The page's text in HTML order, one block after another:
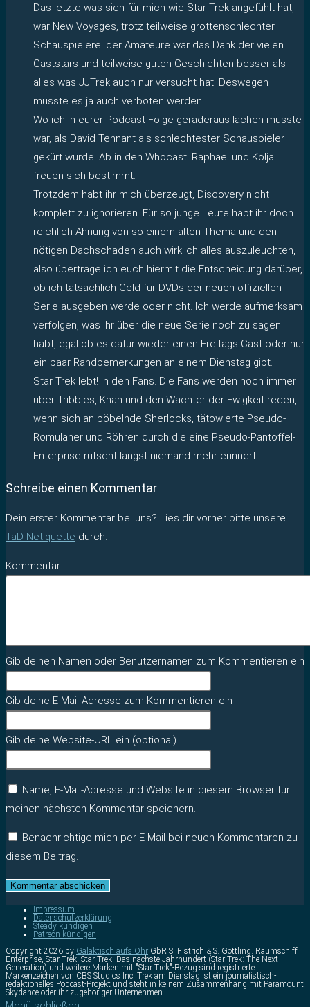
Das letzte was sich für mich wie Star Trek angefühlt hat,
war New Voyages, trotz teilweise grottenschlechter
Schauspielerei der Amateure war das Dank der vielen
Gaststars und teilweise guten Geschichten besser als
alles was JJTrek auch nur versucht hat. Deswegen
musste es ja auch verboten werden.
Wo ich in eurer Podcast-Folge geraderaus lachen musste
war, als David Tennant als schlechtester Schauspieler
gekürt wurde. Ab in den Whocast! Raphael und Kolja
freuen sich bestimmt.
Trotzdem habt ihr mich überzeugt, Discovery nicht
komplett zu ignorieren. Für so junge Leute habt ihr doch
reichlich Ahnung von so einem alten Thema und den
nötigen Dachschaden auch wirklich alles auszuleuchten,
also übertrage ich euch hiermit die Entscheidung darüber,
ob ich tatsächlich Geld für DVDs der neuen offiziellen
Serie ausgeben werde oder nicht. Ich werde aufmerksam
verfolgen, was ihr über die neue Serie noch zu sagen
habt, egal ob es dafür wieder einen Freitags-Cast oder nur
ein paar Randbemerkungen an einem Dienstag gibt.
Star Trek lebt! In den Fans. Die Fans werden noch immer
über Tribbles, Khan und den Wächter der Ewigkeit reden,
wenn sich an pöbelnde Sherlocks, tätowierte Pseudo-
Romulaner und Röhren durch die eine Pseudo-Pantoffel-
Enterprise rutscht längst niemand mehr erinnert.
Schreibe einen Kommentar
Dein erster Kommentar bei uns? Lies dir vorher bitte unsere
TaD-Netiquette durch.
Kommentar
Gib deinen Namen oder Benutzernamen zum Kommentieren ein
Gib deine E-Mail-Adresse zum Kommentieren ein
Gib deine Website-URL ein (optional)
Name, E-Mail-Adresse und Website in diesem Browser für
meinen nächsten Kommentar speichern.
Benachrichtige mich per E-Mail bei neuen Kommentaren zu
diesem Beitrag.
Impressum
Datenschutzerklärung
Steady kündigen
Patreon kündigen
Copyright 2026 by Galaktisch aufs Ohr GbR S. Fistrich & S. Göttling. Raumschiff
Enterprise, Star Trek, Star Trek: Das nächste Jahrhundert (Star Trek: The Next
Generation) und weitere Marken mit "Star Trek"-Bezug sind registrierte
Markenzeichen von CBS Studios Inc. Trek am Dienstag ist ein journalistisch-
redaktionelles Podcast-Projekt und steht in keinem Zusammenhang mit Paramount
Skydance oder ihr zugehöriger Unternehmen.